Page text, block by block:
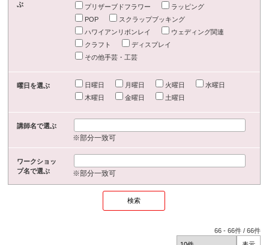
ぶ
プリザーブドフラワー
ラッピング
POP
スクラップブッキング
ハワイアンリボンレイ
ウェディング関連
クラフト
ディスプレイ
その他手芸・工芸
曜日を選ぶ 日曜日 月曜日 火曜日
水曜日
木曜日
金曜日 土曜日
講師名で選ぶ
※部分一致可
ワークショッ
プ名で選ぶ
※部分一致可
66 -66件 /66件